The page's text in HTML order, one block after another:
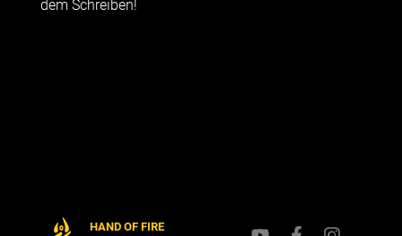
dem Schreiben!
HAND OF FIRE